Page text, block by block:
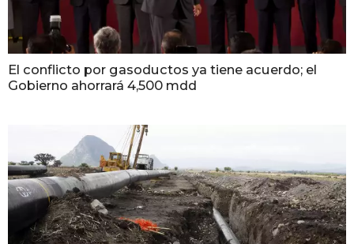
El conflicto por gasoductos ya tiene acuerdo; el
Gobierno ahorrará 4,500 mdd